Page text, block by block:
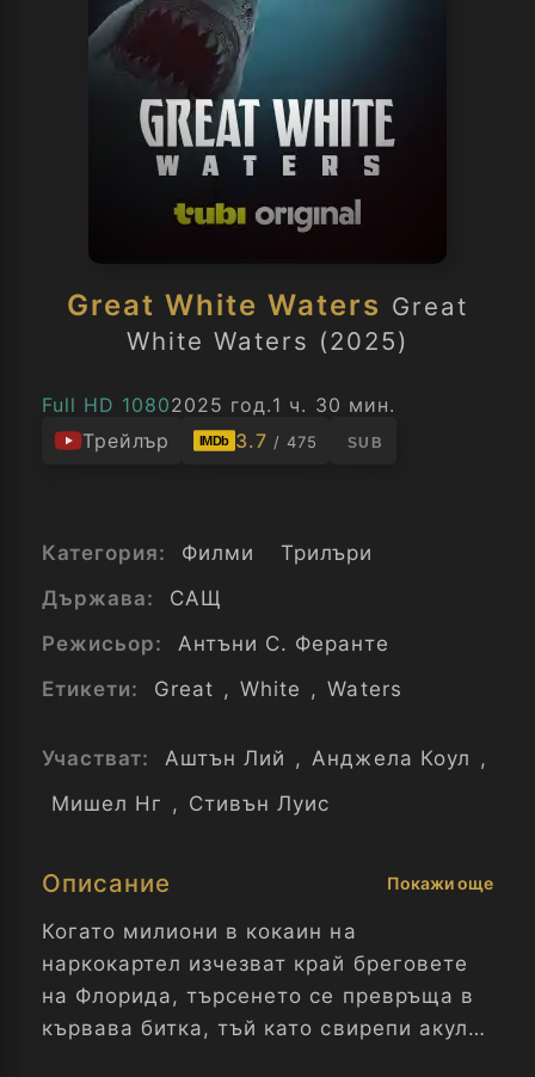
Great White Waters Great
White Waters (2025)
Full HD 10802025 год.1 ч. 30 мин.
Трейлър
IMDb 3.7 / 475 SUB
Категория: Филми
Трилъри
Държава:
САЩ
Режисьор:
Антъни С. Феранте
Етикети:
Great , White , Waters
Участват: Аштън Лий , Анджела Коул ,
Мишел Нг , Стивън Луис
Описание Покажи още
Когато милиони в кокаин на
наркокартел изчезват край бреговете
на Флорида, търсенето се превръща в
кървава битка, тъй като свирепи акули